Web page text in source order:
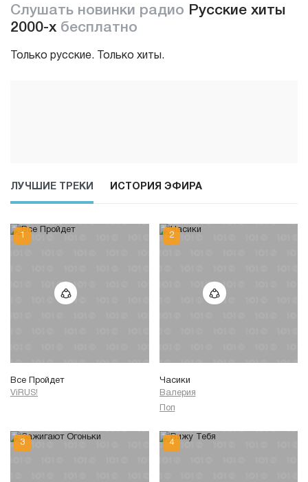
Слушать новинки радио Русские хиты
2000-х бесплатно
Только русские. Только хиты.
ЛУЧШИЕ ТРЕКИ ИСТОРИЯ ЭФИРА
Все Пройдет
ViRUS!
Часики
Валерия
Поп